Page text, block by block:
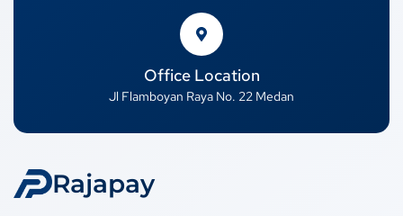
Office Location
Jl Flamboyan Raya No. 22 Medan
Rajapay